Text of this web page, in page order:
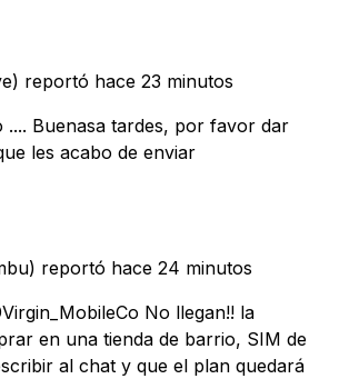
reportó hace 23 minutos
.... Buenasa tardes, por favor dar
les acabo de enviar
reportó hace 24 minutos
No llegan!! la
en una tienda de barrio, SIM de
al chat y que el plan quedará